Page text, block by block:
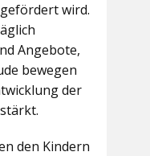
wird.
Angebote,
bewegen
der
den Kindern